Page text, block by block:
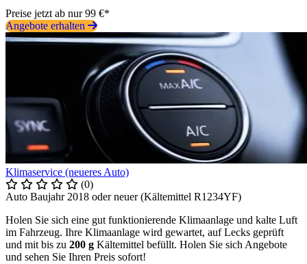
Preise jetzt ab nur 99 €*
Angebote erhalten
Klimaservice (neueres Auto)
(0)
Auto Baujahr 2018 oder neuer (Kältemittel R1234YF)
Holen Sie sich eine gut funktionierende Klimaanlage und kalte Luft
im Fahrzeug. Ihre Klimaanlage wird gewartet, auf Lecks geprüft
und mit bis zu 200 g Kältemittel befüllt. Holen Sie sich Angebote
und sehen Sie Ihren Preis sofort!